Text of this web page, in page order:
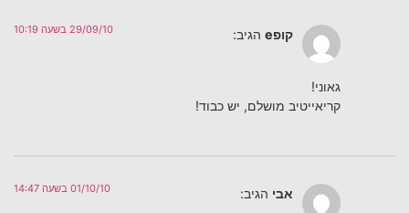
קופe הגיב: 29/09/10 בשעה 10:19
גאוני!
קריאייטיב מושלם, יש כבוד!
אבי הגיב: 01/10/10 בשעה 14:47